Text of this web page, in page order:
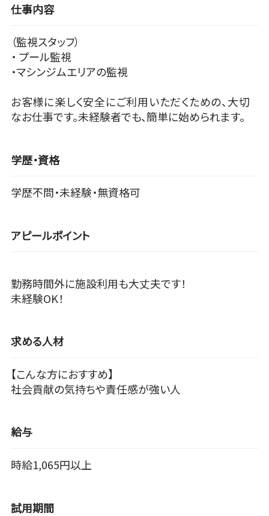
仕事内容
（監視スタッフ）
・ プール監視
・マシンジムエリアの監視
お客様に楽しく安全にご利用いただくための、大切
なお仕事です。未経験者でも、簡単に始められます。
学歴・資格
学歴不問・未経験・無資格可
アピールポイント
勤務時間外に施設利用も大丈夫です！
未経験OK！
求める人材
【こんな方におすすめ】
社会貢献の気持ちや責任感が強い人
給与
時給1,065円以上
試用期間